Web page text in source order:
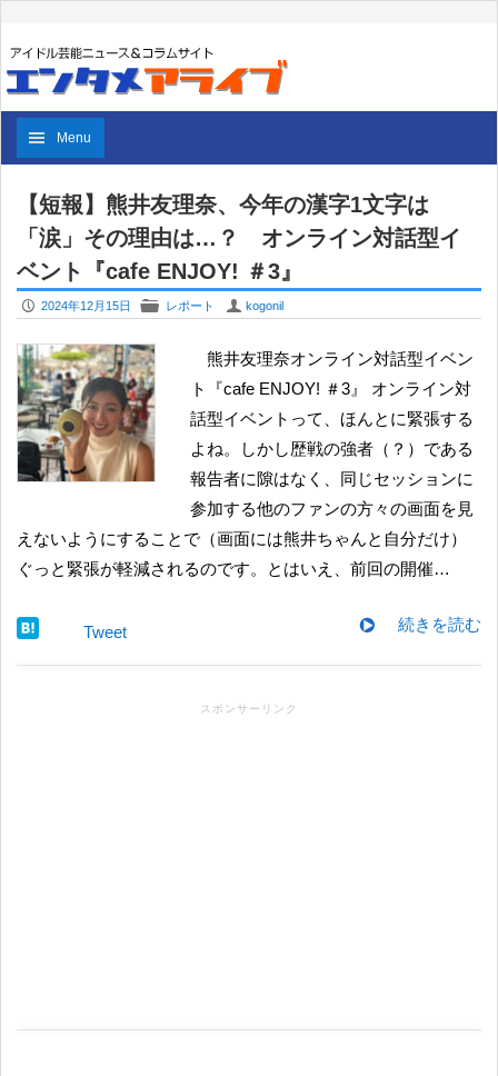
Menu
【短報】熊井友理奈、今年の漢字1文字は
「涙」その理由は…？ オンライン対話型イ
ベント『cafe ENJOY! ＃3』
P 2024年12月15日 F レポート U kogonil
熊井友理奈オンライン対話型イベン
ト『cafe ENJOY! ＃3』 オンライン対
話型イベントって、ほんとに緊張する
よね。しかし歴戦の強者（？）である
報告者に隙はなく、同じセッションに
参加する他のファンの方々の画面を見
えないようにすることで（画面には熊井ちゃんと自分だけ）
ぐっと緊張が軽減されるのです。とはいえ、前回の開催…
続きを読む
Tweet
スポンサーリンク